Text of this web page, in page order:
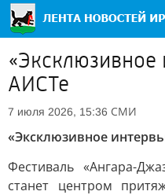
«Эксклюзивное
АИСТе
7 июля 2026, 15:36 СМИ
«Эксклюзивное
Фестиваль «Ангара-
станет центром